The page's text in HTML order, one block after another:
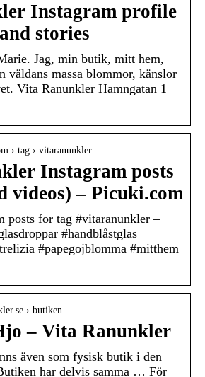
Instagram profile
stories
Jag, min butik, mitt hem,
väldans massa blommor, känslor
Vita Ranunkler Hamngatan 1
› tag › vitaranunkler
Instagram posts
videos) – Picuki.com
posts for tag #vitaranunkler –
#handblåstglas
#papegojblomma #mitthem
› butiken
– Vita Ranunkler
även som fysisk butik i den
har delvis samma … För